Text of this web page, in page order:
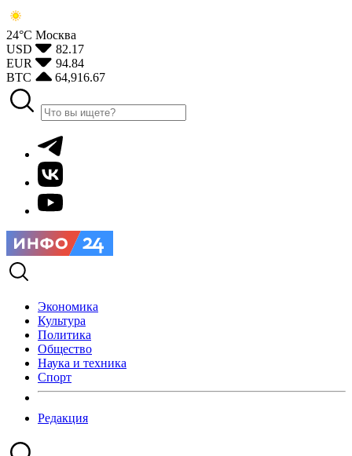
24°С Москва
USD
82.17
EUR
94.84
BTC
64,916.67
Экономика
Культура
Политика
Общество
Наука и техника
Спорт
Редакция